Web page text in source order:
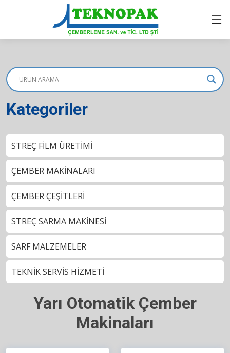
Kategoriler
STREÇ FİLM ÜRETİMİ
ÇEMBER MAKİNALARI
ÇEMBER ÇEŞİTLERİ
STREÇ SARMA MAKİNESİ
SARF MALZEMELER
TEKNİK SERVİS HİZMETİ
Yarı Otomatik Çember
Makinaları